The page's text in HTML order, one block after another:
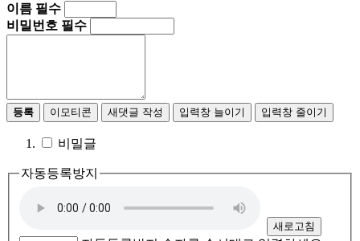
이름 필수
비밀번호 필수
등록 이모티콘 새댓글 작성 입력창 늘이기 입력창 줄이기
비밀글
자동등록방지
새로고침